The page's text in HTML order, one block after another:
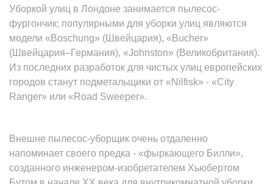
Уборкой улиц в Лондоне занимается пылесос-
фургончик; популярными для уборки улиц являются
модели «Boschung» (Швейцария), «Bucher»
(Швейцария–Германия), «Johnston» (Великобритания).
Из последних разработок для чистых улиц европейских
городов станут подметальщики от «Nilfisk» - «City
Ranger» или «Road Sweeper».
Внешне пылесос-уборщик очень отдаленно
напоминает своего предка - «фыркающего Билли»,
созданного инженером-изобретателем Хьюбертом